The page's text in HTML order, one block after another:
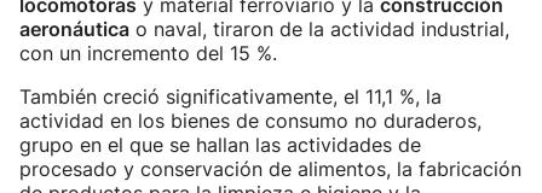
locomotoras y material ferroviario y la construcción
aeronáutica o naval, tiraron de la actividad industrial,
con un incremento del 15 %.
También creció significativamente, el 11,1 %, la
actividad en los bienes de consumo no duraderos,
grupo en el que se hallan las actividades de
procesado y conservación de alimentos, la fabricación